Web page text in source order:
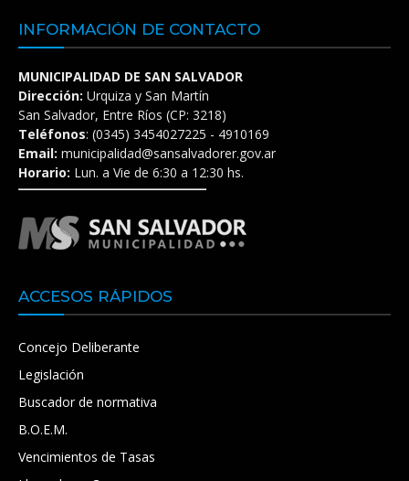
INFORMACIÓN DE CONTACTO
MUNICIPALIDAD DE SAN SALVADOR
Dirección: Urquiza y San Martín
San Salvador, Entre Ríos (CP: 3218)
Teléfonos: (0345) 3454027225 - 4910169
Email: municipalidad@sansalvadorer.gov.ar
Horario: Lun. a Vie de 6:30 a 12:30 hs.
ACCESOS RÁPIDOS
Concejo Deliberante
Legislación
Buscador de normativa
B.O.E.M.
Vencimientos de Tasas